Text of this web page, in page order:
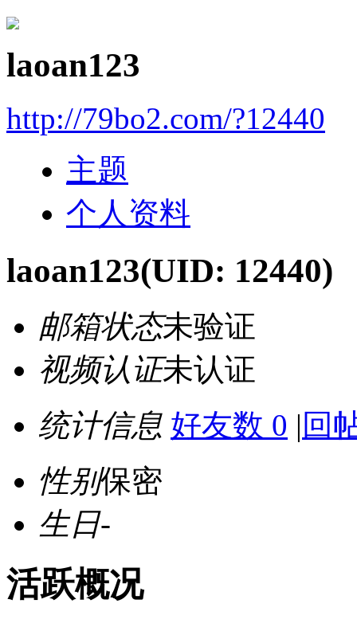
laoan123
http://79bo2.com/?12440
主题
个人资料
laoan123(UID: 12440)
邮箱状态未验证
视频认证未认证
统计信息 好友数 0 | 回
性别保密
生日-
活跃概况